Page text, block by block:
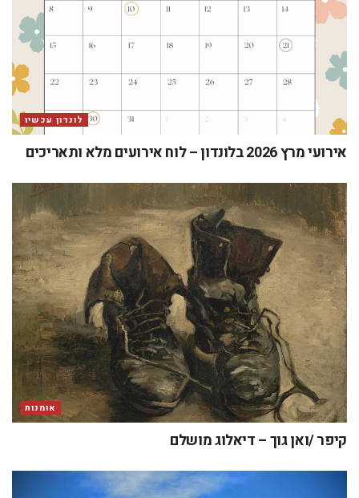
לונדון עכשיו
אירועי מרץ 2026 בלונדון – לוח אירועים מלא ותאריכים
אומנות
קיפר /ואן גוך – דיאלוג מושלם